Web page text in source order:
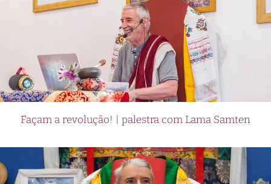
Façam a revolução! | palestra com Lama Samten